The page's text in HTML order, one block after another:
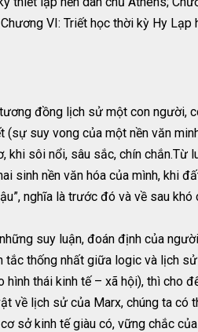
VI: Triết học thời kỳ Hy Lạp
đồng lịch sử một con người,
suy vong của một nền văn
khi sôi nổi, sâu sắc, chín chắn.Từ
sinh nền văn hóa của mình, khi
nghĩa là trước đó và về sau
suy luận, đoán định của
tắc thống nhất giữa logic và lịch
thái kinh tế – xã hội), thì cho
về lịch sử của Marx, chúng ta có
sở kinh tế giàu có, vững chắc